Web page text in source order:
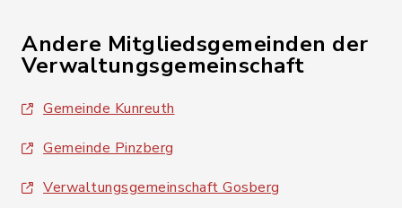
Andere Mitgliedsgemeinden der
Verwaltungsgemeinschaft
Gemeinde Kunreuth
Gemeinde Pinzberg
Verwaltungsgemeinschaft Gosberg